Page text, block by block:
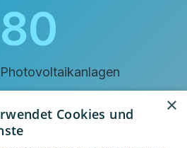
86
×
Cookies und